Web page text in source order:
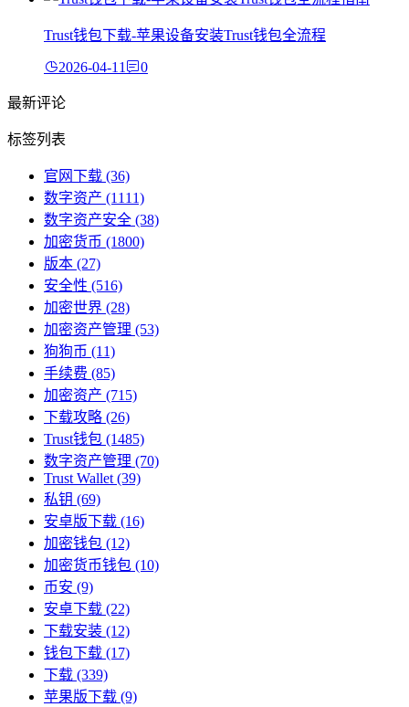
Trust钱包下载-苹果设备安装Trust钱包全流程
2026-04-11 0
最新评论
标签列表
官网下载 (36)
数字资产 (1111)
数字资产安全 (38)
加密货币 (1800)
版本 (27)
安全性 (516)
加密世界 (28)
加密资产管理 (53)
狗狗币 (11)
手续费 (85)
加密资产 (715)
下载攻略 (26)
Trust钱包 (1485)
数字资产管理 (70)
Trust Wallet (39)
私钥 (69)
安卓版下载 (16)
加密钱包 (12)
加密货币钱包 (10)
币安 (9)
安卓下载 (22)
下载安装 (12)
钱包下载 (17)
下载 (339)
苹果版下载 (9)